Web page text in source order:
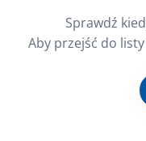
Sprawdź
Aby przejść do